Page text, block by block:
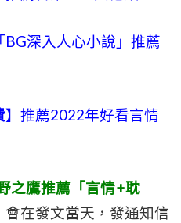
BG深入人心小說」推薦
】推薦2022年好看言情
之鷹推薦「言情+耽
會在發文當天，發通知信